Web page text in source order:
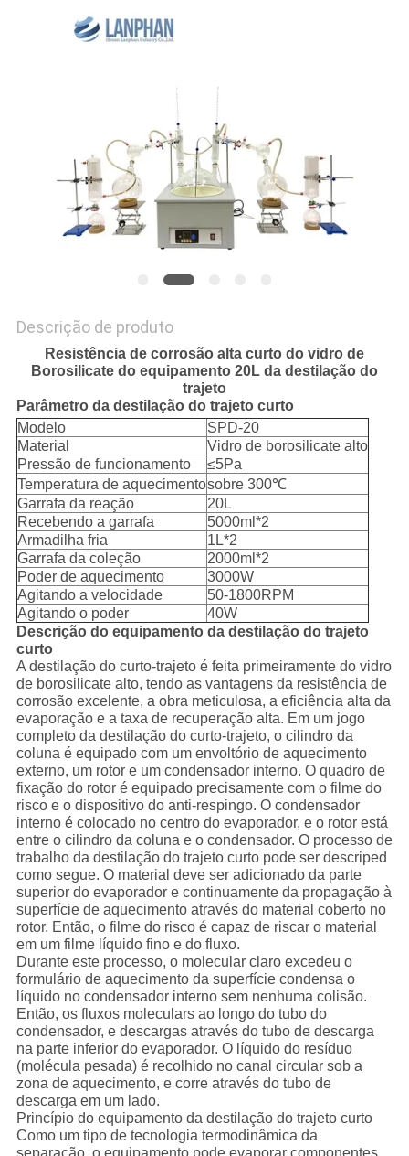
POLÍTICA
Descrição de produto
Resistência de corrosão alta curto do vidro de
Borosilicate do equipamento 20L da destilação do
trajeto
Parâmetro da destilação do trajeto curto
Modelo
SPD-20
Material
Vidro de borosilicate alto
Pressão de funcionamento
≤5Pa
Temperatura de aquecimentosobre 300℃
Garrafa da reação
20L
Recebendo a garrafa
5000ml*2
Armadilha fria
1L*2
Garrafa da coleção
2000ml*2
Poder de aquecimento
3000W
Agitando a velocidade
50-1800RPM
Agitando o poder
40W
Descrição do equipamento da destilação do trajeto
curto
A destilação do curto-trajeto é feita primeiramente do vidro
de borosilicate alto, tendo as vantagens da resistência de
corrosão excelente, a obra meticulosa, a eficiência alta da
evaporação e a taxa de recuperação alta. Em um jogo
completo da destilação do curto-trajeto, o cilindro da
coluna é equipado com um envoltório de aquecimento
externo, um rotor e um condensador interno. O quadro de
fixação do rotor é equipado precisamente com o filme do
risco e o dispositivo do anti-respingo. O condensador
interno é colocado no centro do evaporador, e o rotor está
entre o cilindro da coluna e o condensador. O processo de
trabalho da destilação do trajeto curto pode ser descriped
como segue. O material deve ser adicionado da parte
superior do evaporador e continuamente da propagação à
superfície de aquecimento através do material coberto no
rotor. Então, o filme do risco é capaz de riscar o material
em um filme líquido fino e do fluxo.
Durante este processo, o molecular claro excedeu o
formulário de aquecimento da superfície condensa o
líquido no condensador interno sem nenhuma colisão.
Então, os fluxos moleculars ao longo do tubo do
condensador, e descargas através do tubo de descarga
na parte inferior do evaporador. O líquido do resíduo
(molécula pesada) é recolhido no canal circular sob a
zona de aquecimento, e corre através do tubo de
descarga em um lado.
Princípio do equipamento da destilação do trajeto curto
Como um tipo de tecnologia termodinâmica da